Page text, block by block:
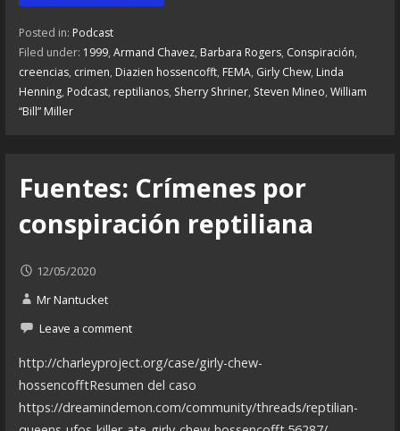
Posted in: Podcast
Filed under: 1999, Armand Chavez, Barbara Rogers, Conspiración,
creencias, crimen, Diazien hossencofft, FEMA, Girly Chew, Linda
Henning, Podcast, reptilianos, Sherry Shriner, Steven Mineo, William
“Bill” Miller
Fuentes: Crímenes por
conspiración reptiliana
12/05/2020
Mr Nantucket
Leave a comment
http://charleyproject.org/case/girly-chew-
hossencofftResumen del caso
https://dreamindemon.com/community/threads/reptilian-